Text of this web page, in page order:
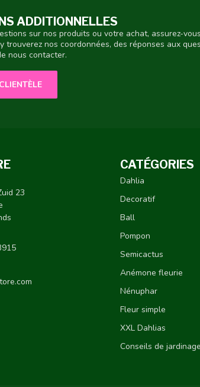
ADDITIONNELLES
sur nos produits ou votre achat, assurez-
trouverez nos coordonnées, des réponses aux
nous contacter.
23
CATÉGORIES
Dahlia
Decoratif
Ball
Pompon
Semicactus
Anémone fleurie
Nénuphar
Fleur simple
XXL Dahlias
Conseils de jardinage